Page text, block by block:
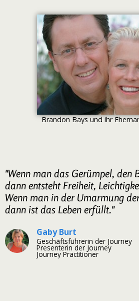
Brandon Bays und ihr
"Wenn man das Gerümpel, den
dann entsteht Freiheit,
Wenn man in der Umarmung
dann ist das Leben erfüllt."
Gaby Burt
Geschäftsführerin der Journey
Presenterin der Journey
Journey Practitioner